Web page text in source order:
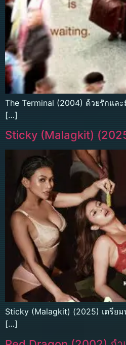
The Terminal (2004) ด้วยรักแล
[…]
Sticky (Malagkit)
Sticky (Malagkit) (2025) เตรีย
[…]